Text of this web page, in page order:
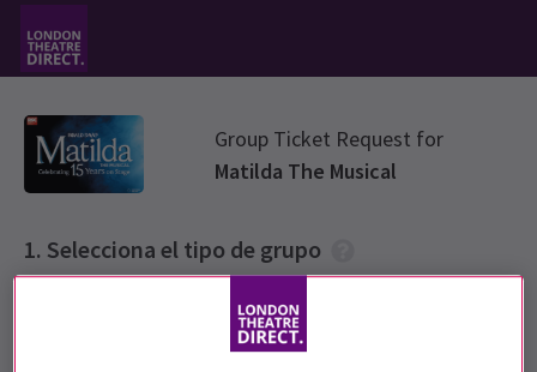
Group Ticket Request for
Matilda The Musical
Selecciona el tipo de grupo
Elige un tipo de entrada de grupo de las opciones a continuación